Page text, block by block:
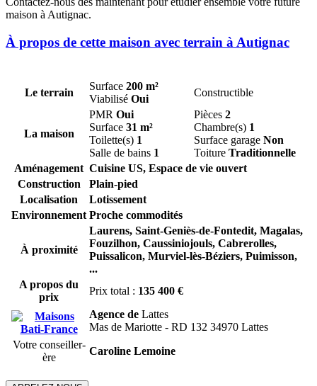
maison à Autignac.
À propos de cette maison avec terrain à Autignac
Le terrain
Surface 200 m²
Viabilisé Oui
Constructible
La maison
PMR Oui
Surface 31 m²
Toilette(s) 1
Salle de bains 1
Pièces 2
Chambre(s) 1
Surface garage Non
Toiture Traditionnelle
Aménagement Cuisine US, Espace de vie ouvert
Construction
Plain-pied
Localisation
Lotissement
Environnement Proche commodités
À proximité
Laurens, Saint-Geniès-de-Fontedit, Magalas,
Fouzilhon, Caussiniojouls, Cabrerolles,
Puissalicon, Murviel-lès-Béziers, Puimisson,
...
A propos du
prix
Prix total : 135 400 €
Agence de Lattes
Mas de Mariotte - RD 132 34970 Lattes
Votre conseiller-
ère
Caroline Lemoine